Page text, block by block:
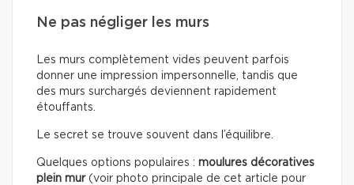
Ne pas négliger les murs
Les murs complètement vides peuvent parfois
donner une impression impersonnelle, tandis que
des murs surchargés deviennent rapidement
étouffants.
Le secret se trouve souvent dans l’équilibre.
Quelques options populaires : moulures décoratives
plein mur (voir photo principale de cet article pour